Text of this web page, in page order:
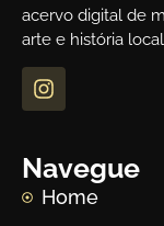
acervo digital de
arte e história
Navegue
Home